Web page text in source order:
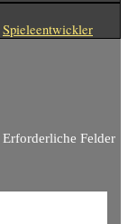
Spieleentwickler
Erforderliche Felder